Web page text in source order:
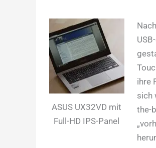
ASUS UX32VD mit
Full-HD IPS-Panel
ihre
sich
the-